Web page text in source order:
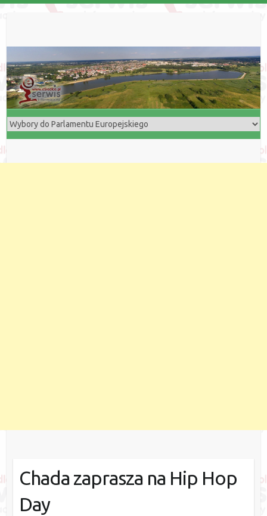
Chada zaprasza na Hip Hop
Day